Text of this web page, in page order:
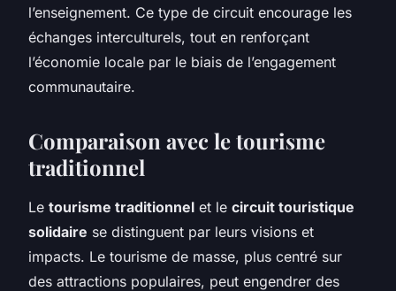
l’enseignement. Ce type de circuit encourage les
échanges interculturels, tout en renforçant
l’économie locale par le biais de l’engagement
communautaire.
Comparaison avec le tourisme
traditionnel
Le tourisme traditionnel et le circuit touristique
solidaire se distinguent par leurs visions et
impacts. Le tourisme de masse, plus centré sur
des attractions populaires, peut engendrer des